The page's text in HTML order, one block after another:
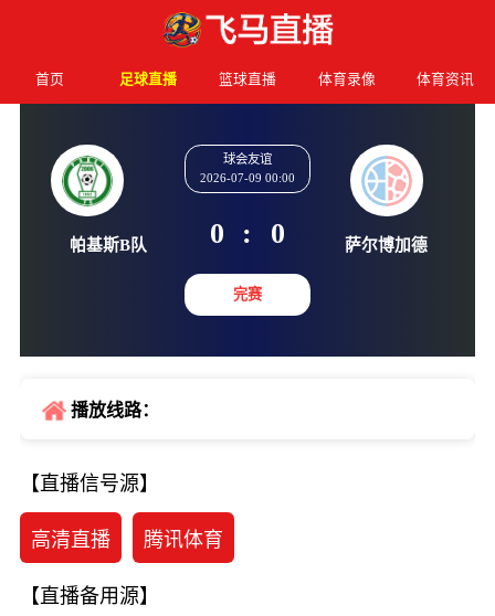
首页 足球直播 篮球直播 体育录像 体育资讯
球会友谊
0 :
完赛
播放线路：
【直播信号源】
高清直播 腾讯体育
【直播备用源】